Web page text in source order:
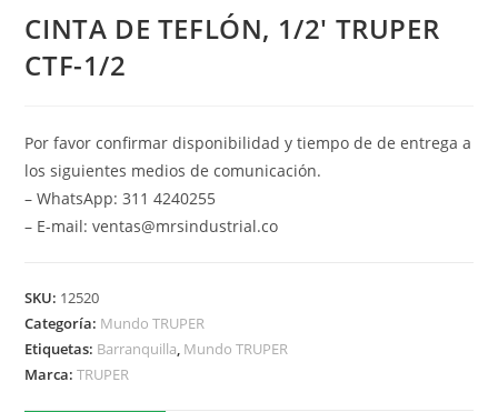
CINTA DE TEFLÓN, 1/2′ TRUPER
CTF-1/2
Por favor confirmar disponibilidad y tiempo de de entrega a
los siguientes medios de comunicación.
– WhatsApp: 311 4240255
– E-mail: ventas@mrsindustrial.co
SKU: 12520
Categoría: Mundo TRUPER
Etiquetas: Barranquilla, Mundo TRUPER
Marca:TRUPER